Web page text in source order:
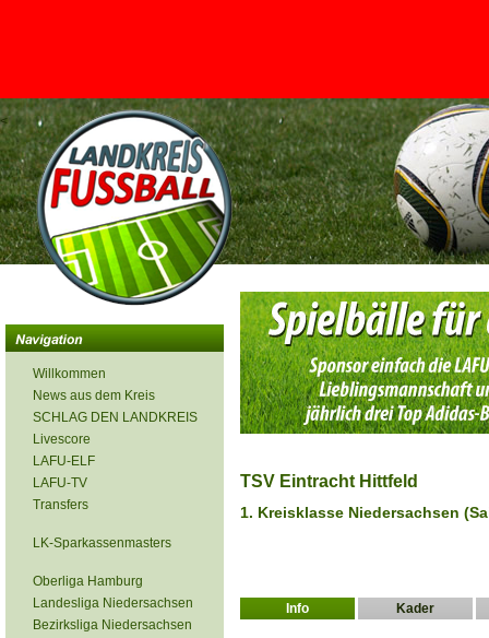
<
Willkommen
News aus dem Kreis
SCHLAG DEN LANDKREIS
Livescore
LAFU-ELF
LAFU-TV
Transfers
LK-Sparkassenmasters
Oberliga Hamburg
Landesliga Niedersachsen
Bezirksliga Niedersachsen
TSV Eintracht Hittfeld
1. Kreisklasse Niedersachsen
Info Kader